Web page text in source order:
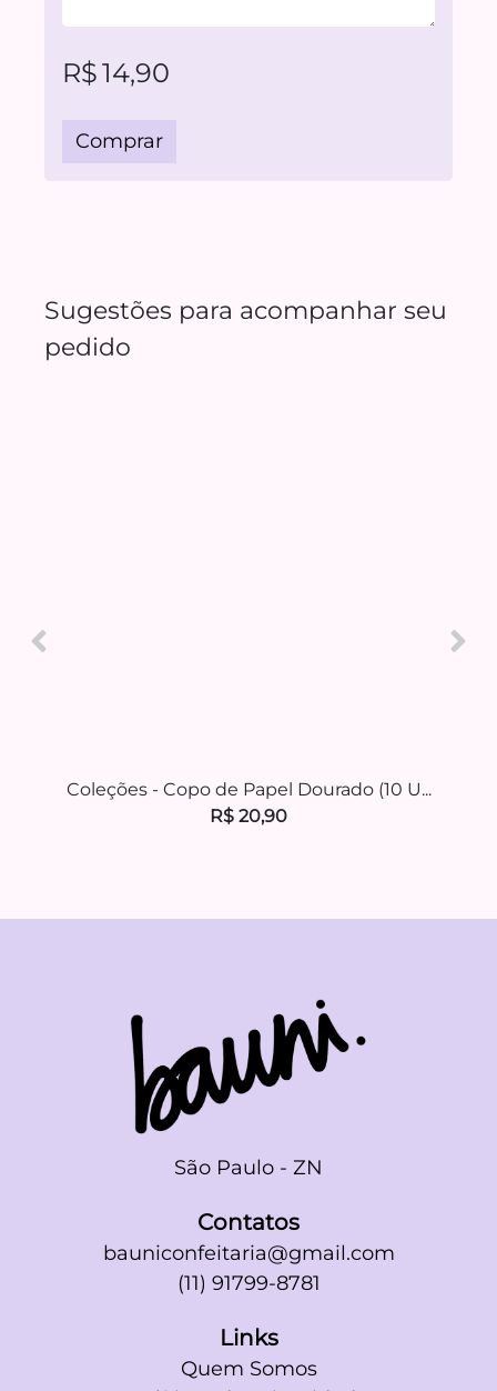
R$14,90
Comprar
Sugestões para acompanhar seu
pedido
Coleções - Copo de Papel Dourado (10 U...
R$ 20,90
São Paulo - ZN
Contatos
bauniconfeitaria@gmail.com
(11) 91799-8781
Links
Quem Somos